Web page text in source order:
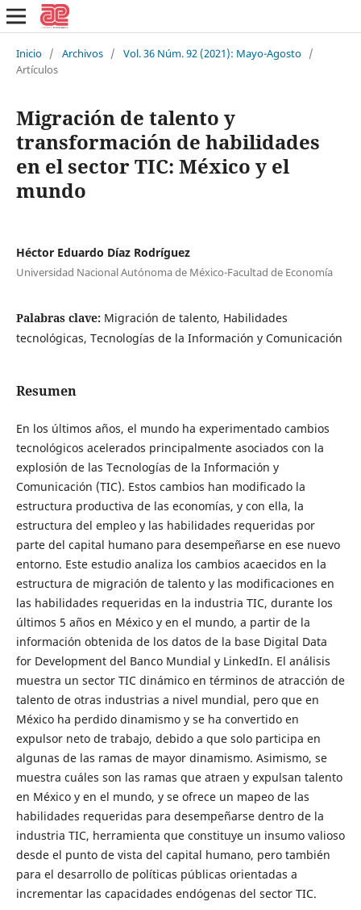
Inicio / Archivos / Vol. 36 Núm. 92 (2021): Mayo-Agosto /
Artículos
Migración de talento y
transformación de habilidades
en el sector TIC: México y el
mundo
Héctor Eduardo Díaz Rodríguez
Universidad Nacional Autónoma de México-Facultad de Economía
Palabras clave: Migración de talento, Habilidades
tecnológicas, Tecnologías de la Información y Comunicación
Resumen
En los últimos años, el mundo ha experimentado cambios
tecnológicos acelerados principalmente asociados con la
explosión de las Tecnologías de la Información y
Comunicación (TIC). Estos cambios han modificado la
estructura productiva de las economías, y con ella, la
estructura del empleo y las habilidades requeridas por
parte del capital humano para desempeñarse en ese nuevo
entorno. Este estudio analiza los cambios acaecidos en la
estructura de migración de talento y las modificaciones en
las habilidades requeridas en la industria TIC, durante los
últimos 5 años en México y en el mundo, a partir de la
información obtenida de los datos de la base Digital Data
for Development del Banco Mundial y LinkedIn. El análisis
muestra un sector TIC dinámico en términos de atracción de
talento de otras industrias a nivel mundial, pero que en
México ha perdido dinamismo y se ha convertido en
expulsor neto de trabajo, debido a que solo participa en
algunas de las ramas de mayor dinamismo. Asimismo, se
muestra cuáles son las ramas que atraen y expulsan talento
en México y en el mundo, y se ofrece un mapeo de las
habilidades requeridas para desempeñarse dentro de la
industria TIC, herramienta que constituye un insumo valioso
desde el punto de vista del capital humano, pero también
para el desarrollo de políticas públicas orientadas a
incrementar las capacidades endógenas del sector TIC.